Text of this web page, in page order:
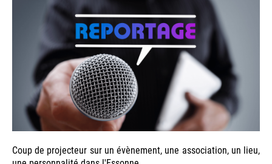
Coup de projecteur sur un évènement, une association, un lieu,